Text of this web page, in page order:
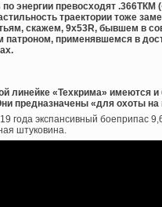
энергии превосходят .366ТКМ
траектории тоже
скажем, 9х53R, бывшем в
патроном, применявшемся в
линейке «Техкрима» имеются
предназначены «для охоты на
года экспансивный боеприпас
штуковина.